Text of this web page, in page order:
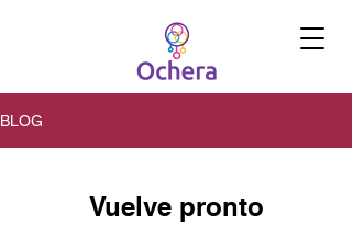
BLOG
Vuelve pronto